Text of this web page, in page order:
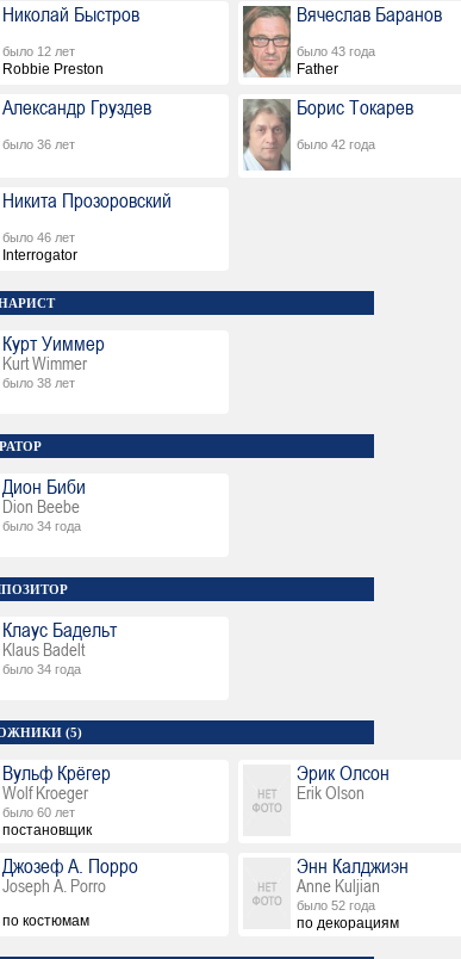
Николай Быстров
было 12 лет
Robbie Preston
Вячеслав Баранов
было 43 года
Father
Александр Груздев
было 36 лет
Борис Токарев
было 42 года
Никита Прозоровский
было 46 лет
Interrogator
Курт Уиммер
Kurt Wimmer
было 38 лет
Дион Биби
Dion Beebe
было 34 года
Клаус Бадельт
Klaus Badelt
было 34 года
(5)
Вульф Крёгер
Wolf Kroeger
было 60 лет
постановщик
Эрик Олсон
Erik Olson
Джозеф А. Порро
Joseph A. Porro
по костюмам
Энн Калджиэн
Anne Kuljian
было 52 года
по декорациям